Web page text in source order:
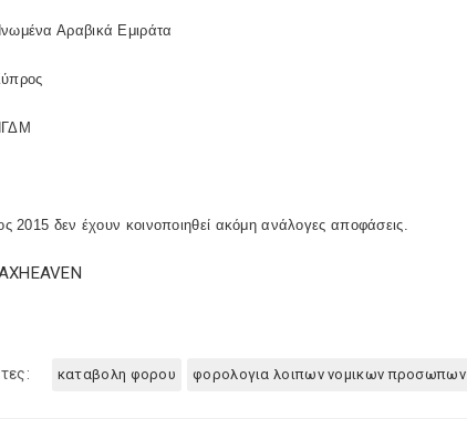
Αραβικά Εμιράτα
2015 δεν έχουν κοινοποιηθεί ακόμη ανάλογες αποφάσεις.
καταβολη φορου φορολογια λοιπων νομικων προσωπων